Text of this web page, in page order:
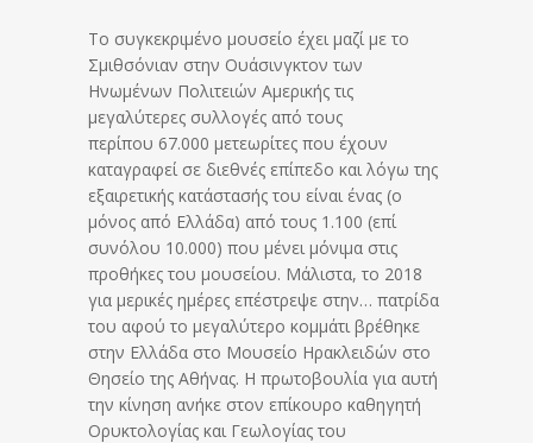
Το συγκεκριμένο μουσείο έχει μαζί με το
Σμιθσόνιαν στην Ουάσινγκτον των
Ηνωμένων Πολιτειών Αμερικής τις
μεγαλύτερες συλλογές από τους
περίπου 67.000 μετεωρίτες που έχουν
καταγραφεί σε διεθνές επίπεδο και λόγω της
εξαιρετικής κατάστασής του είναι ένας (ο
μόνος από Ελλάδα) από τους 1.100 (επί
συνόλου 10.000) που μένει μόνιμα στις
προθήκες του μουσείου. Μάλιστα, το 2018
για μερικές ημέρες επέστρεψε στην… πατρίδα
του αφού το μεγαλύτερο κομμάτι βρέθηκε
στην Ελλάδα στο Μουσείο Ηρακλειδών στο
Θησείο της Αθήνας. Η πρωτοβουλία για αυτή
την κίνηση ανήκε στον επίκουρο καθηγητή
Ορυκτολογίας και Γεωλογίας του